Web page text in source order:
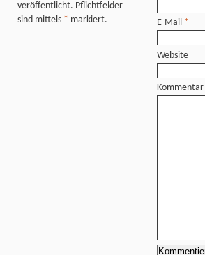
veröffentlicht. Pflichtfelder
sind mittels * markiert. E-Mail *
Website
Kommentar